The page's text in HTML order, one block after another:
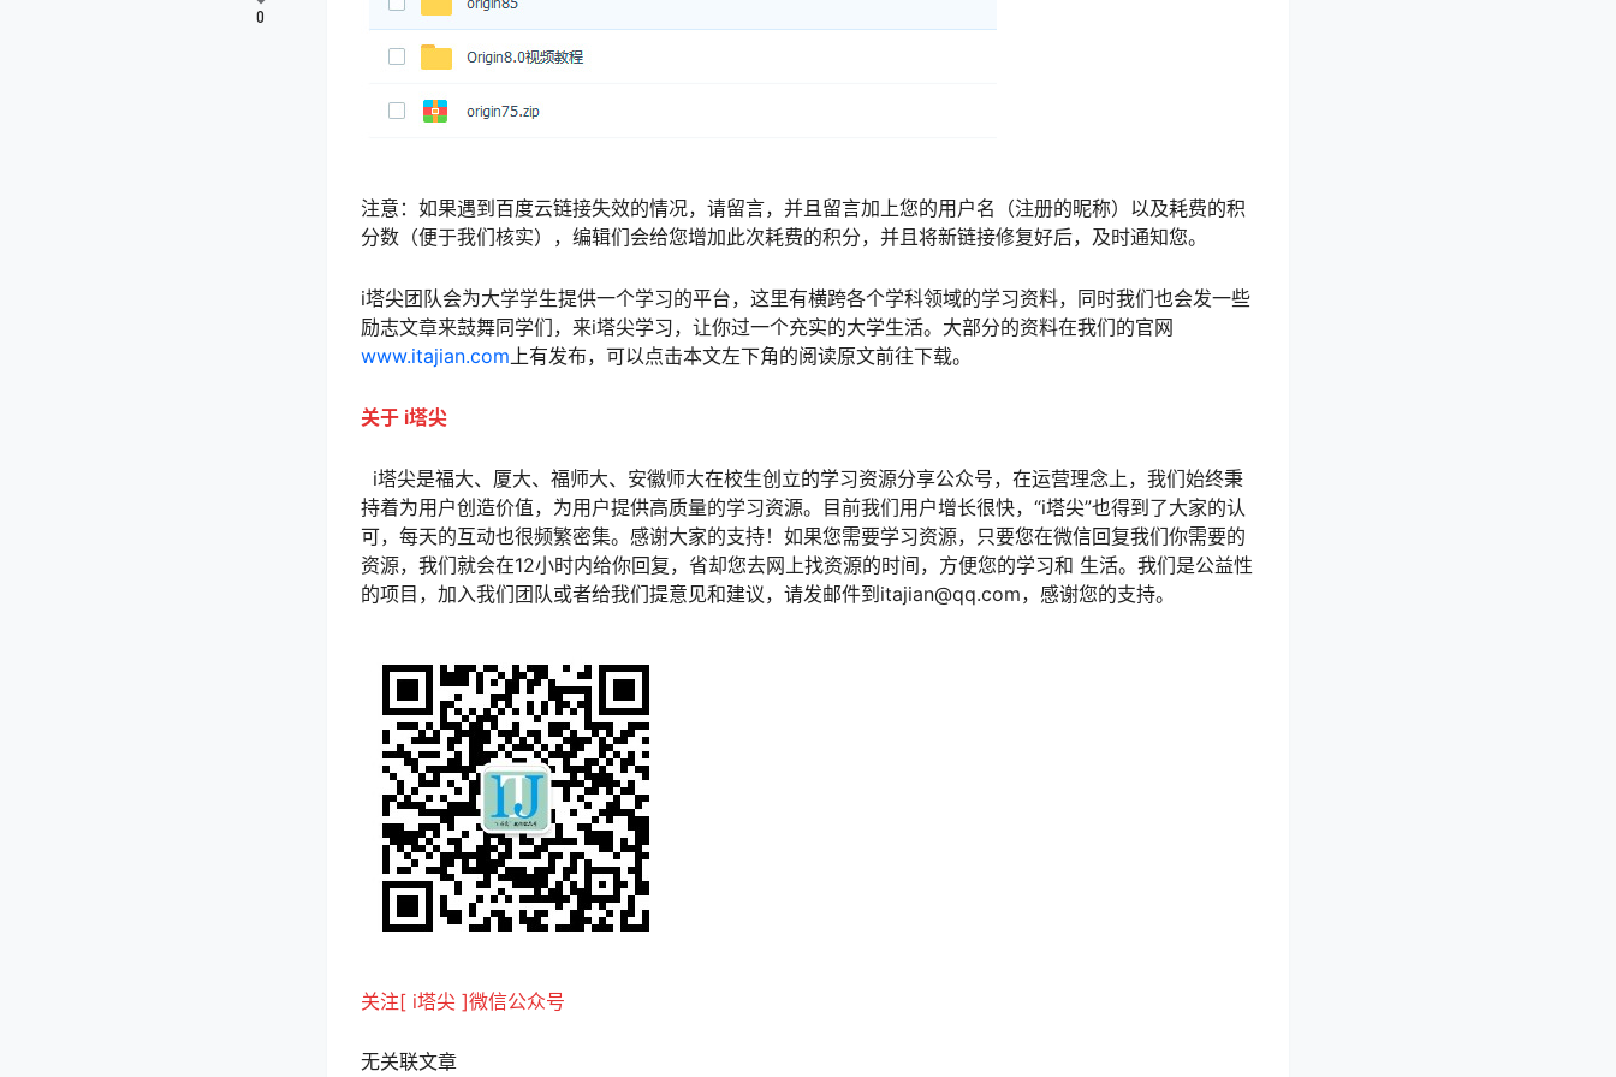
注意：如果遇到百度云链接失效的情况，请留言，并且留言加上您的用户名（注册的昵称）以及耗费的积
分数（便于我们核实），编辑们会给您增加此次耗费的积分，并且将新链接修复好后，及时通知您。
i塔尖团队会为大学学生提供一个学习的平台，这里有横跨各个学科领域的学习资料，同时我们也会发一些
励志文章来鼓舞同学们，来i塔尖学习，让你过一个充实的大学生活。大部分的资料在我们的官网
www.itajian.com 上有发布，可以点击本文左下角的阅读原文前往下载。
关于 i塔尖
i塔尖是福大、厦大、福师大、安徽师大在校生创立的学习资源分享公众号，在运营理念上，我们始终秉
持着为用户创造价值，为用户提供高质量的学习资源。目前我们用户增长很快，“i塔尖”也得到了大家的认
可，每天的互动也很频繁密集。感谢大家的支持！如果您需要学习资源，只要您在微信回复我们你需要的
资源，我们就会在12小时内给你回复，省却您去网上找资源的时间，方便您的学习和 生活。我们是公益性
的项目，加入我们团队或者给我们提意见和建议，请发邮件到itajian@qq.com，感谢您的支持。
关注[ i塔尖 ]微信公众号
无关联文章
0